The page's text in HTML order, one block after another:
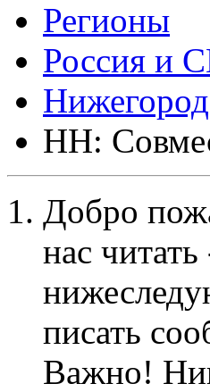
Регионы
Россия и
НН:
Добро
нас
писать
Важно!